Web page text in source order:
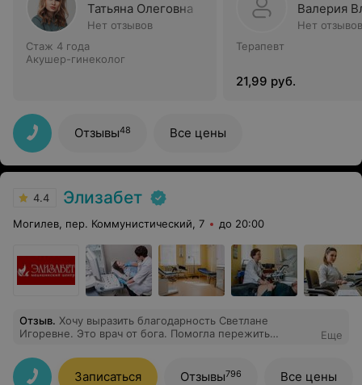
Татьяна Олеговна
Нет отзывов
Стаж 4 года
Акушер-гинеколог
Валерия
Нет отзывов
Терапевт
21,99 руб.
Отзывы48 Все цены
4.4 Элизабет
Могилев, пер. Коммунистический, 7 до 20:00
Отзыв. Хочу выразить благодарность Светлане
Игоревне. Это врач от бога. Помогла пережить
Спасибо вам огромное.
Еще
Записаться Отзывы796 Все цены